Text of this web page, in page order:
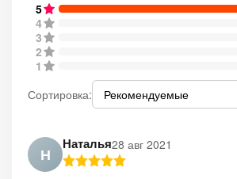
5
4
3
2
1
Сортировка:
Н
Наталья28 авг 2021